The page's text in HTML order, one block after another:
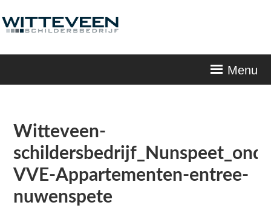
Menu
Witteveen-
VVE-Appartementen-entree-
nuwenspete